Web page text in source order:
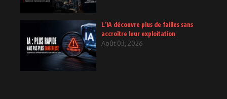
L’IA découvre plus de failles sans
accroître leur exploitation
Août 03, 2026